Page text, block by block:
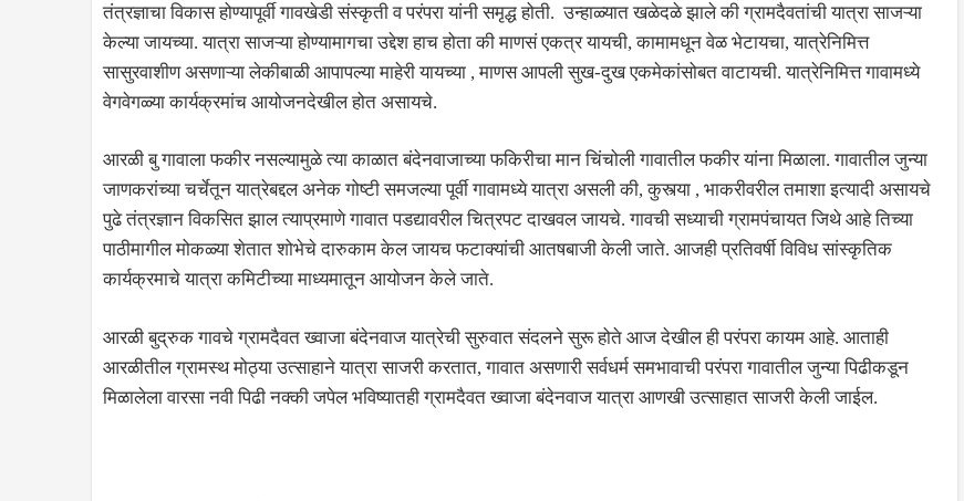
तंत्रज्ञाचा विकास होण्यापूर्वी गावखेडी संस्कृती व परंपरा यांनी समृद्ध होती. उन्हाळ्यात खळेदळे झाले की ग्रामदैवतांची यात्रा साजऱ्या
केल्या जायच्या. यात्रा साजऱ्या होण्यामागचा उद्देश हाच होता की माणसं एकत्र यायची, कामामधून वेळ भेटायचा, यात्रेनिमित्त
सासुरवाशीण असणाऱ्या लेकीबाळी आपापल्या माहेरी यायच्या , माणस आपली सुख-दुख एकमेकांसोबत वाटायची. यात्रेनिमित्त गावामध्ये
वेगवेगळ्या कार्यक्रमांच आयोजनदेखील होत असायचे.
आरळी बु गावाला फकीर नसल्यामुळे त्या काळात बंदेनवाजाच्या फकिरीचा मान चिंचोली गावातील फकीर यांना मिळाला. गावातील जुन्या
जाणकरांच्या चर्चेतून यात्रेबद्दल अनेक गोष्टी समजल्या पूर्वी गावामध्ये यात्रा असली की, कुस्त्या , भाकरीवरील तमाशा इत्यादी असायचे
पुढे तंत्रज्ञान विकसित झाल त्याप्रमाणे गावात पडद्यावरील चित्रपट दाखवल जायचे. गावची सध्याची ग्रामपंचायत जिथे आहे तिच्या
पाठीमागील मोकळ्या शेतात शोभेचे दारुकाम केल जायच फटाक्यांची आतषबाजी केली जाते. आजही प्रतिवर्षी विविध सांस्कृतिक
कार्यक्रमाचे यात्रा कमिटीच्या माध्यमातून आयोजन केले जाते.
आरळी बुद्रुक गावचे ग्रामदैवत ख्वाजा बंदेनवाज यात्रेची सुरुवात संदलने सुरू होते आज देखील ही परंपरा कायम आहे. आताही
आरळीतील ग्रामस्थ मोठ्या उत्साहाने यात्रा साजरी करतात, गावात असणारी सर्वधर्म समभावाची परंपरा गावातील जुन्या पिढीकडून
मिळालेला वारसा नवी पिढी नक्की जपेल भविष्यातही ग्रामदैवत ख्वाजा बंदेनवाज यात्रा आणखी उत्साहात साजरी केली जाईल.